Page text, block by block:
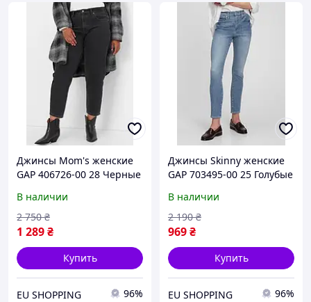
Джинсы Mom's женские
GAP 406726-00 28 Черные
В наличии
1 289₴
2 750 ₴
Купить
EU SHOPPING 96%
Джинсы Skinny женские
GAP 703495-00 25 Голубые
В наличии
969₴
2 190 ₴
Купить
EU SHOPPING 96%